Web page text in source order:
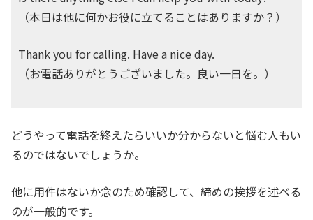
（本日は他に何かお役に立てることはありますか？）
Thank you for calling. Have a nice day.
（お電話ありがとうございました。良い一日を。）
どうやって電話を終えたらいいか分からないと悩む人もい
るのではないでしょうか。
他に用件はないか念のため確認して、締めの挨拶を述べる
のが一般的です。